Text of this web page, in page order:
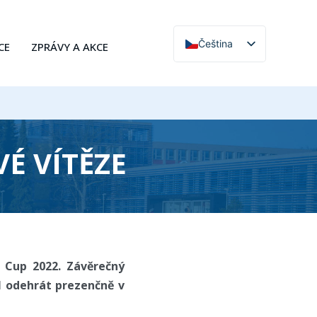
ZPRÁVY A AKCE
Čeština
English
VÍTĚZE
2022. Závěrečný
odehrát prezenčně v